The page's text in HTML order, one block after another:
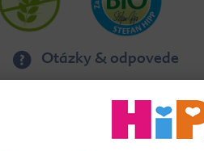
Otázky & odpovede